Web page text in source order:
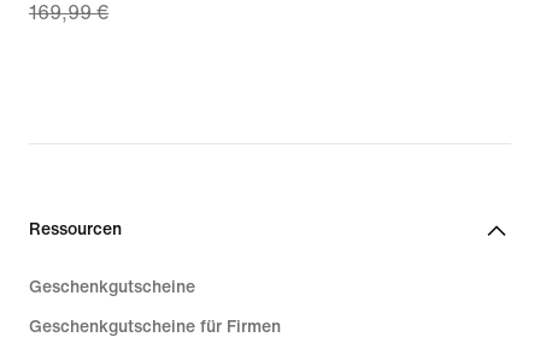
price
169,99 €
169,99 €
Ressourcen
Geschenkgutscheine
Geschenkgutscheine für Firmen